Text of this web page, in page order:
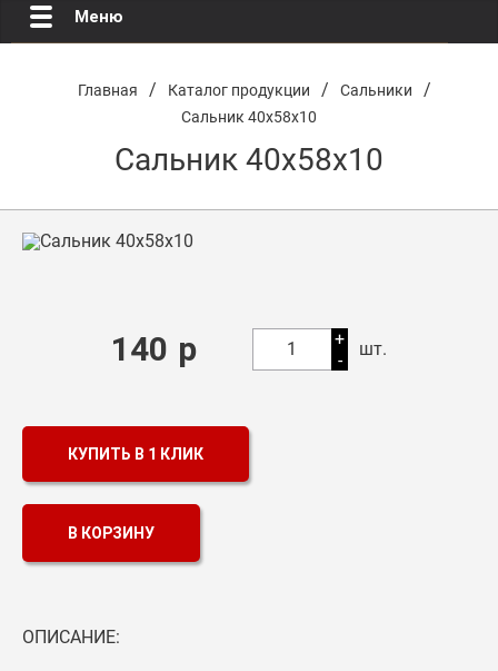
Меню
Оптовикам
Цепи
Главная / Каталог продукции / Сальники /
Сальник 40х58х10
Сальник 40х58х10
140 р 1
+
-
шт.
КУПИТЬ В 1 КЛИК
В КОРЗИНУ
ОПИСАНИЕ: